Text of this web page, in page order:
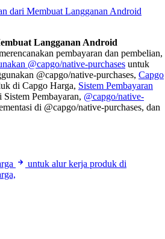
dari Membuat Langganan Android
Langganan Android
pembayaran dan pembelian,
@capgo/native-purchases untuk
@capgo/native-purchases, Capgo
di Capgo Harga, Sistem Pembayaran
Pembayaran, @capgo/native-
di @capgo/native-purchases, dan
untuk alur kerja produk di